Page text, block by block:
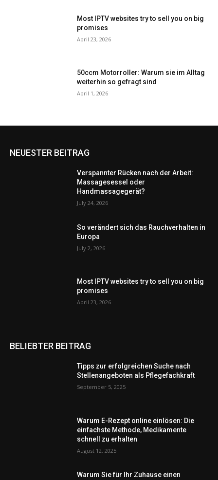
Most IPTV websites try to sell you on big
promises
April 23, 2026
50ccm Motorroller: Warum sie im Alltag
weiterhin so gefragt sind
April 1, 2026
NEUESTER BEITRAG
Verspannter Rücken nach der Arbeit:
Massagesessel oder
Handmassagegerät?
July 24, 2026
So verändert sich das Rauchverhalten in
Europa
July 2, 2026
Most IPTV websites try to sell you on big
promises
April 23, 2026
BELIEBTER BEITRAG
Tipps zur erfolgreichen Suche nach
Stellenangeboten als Pflegefachkraft
September 5, 2025
Warum E-Rezept online einlösen: Die
einfachste Methode, Medikamente
schnell zu erhalten
August 12, 2025
Warum Sie für Ihr Zuhause einen